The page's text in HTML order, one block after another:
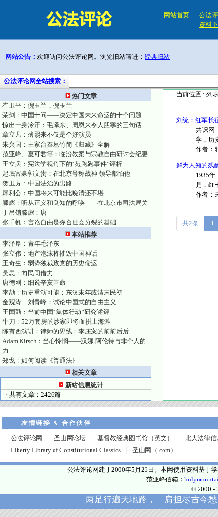
网站首页 | 公法
资料
网站公告： 欢迎访问公法评论网。浏览旧站请进： 经典旧站
公法评论网全站搜索：
热门文章
崔卫平：倪玉兰，倪玉兰
荣剑：中国十问——决定中国未来命运的十个问题
惊出一身冷汗：毛泽东、周恩来令人胆寒的三句话
章立凡：薄熙来不仅是个好演员
朱兴国：王家台秦墓竹简《归藏》全解
范亚峰、夏可君等：临汾教案与宗教自由研讨会纪要
王立兵：宪法学视角下的“范跑跑事件”评析
起底富豪郭文贵：在北京号称战神 领导都怕他
贺卫方：中国法治的出路
犀利公：中国将来可能比晚清还不堪
滕彪：听从正义和良知的呼唤——在北京市司法局关
于吊销滕彪：唐
张千帆：言论自由是弥合社会分裂的基础
本站推荐
李泽厚：青年毛泽东
张立伟：地产泡沫将摧毁中国神话
王奇生：弱势独裁政党的历史命运
吴思：向民间借力
唐德刚：细说辛亥革命
李劼；历史重演可能：东汉末年或清末民初
金观涛 刘青峰：试论中国式的自由主义
王国勤：当前中国“集体行动”研究述评
牛刀：52万套房的炒家即将血拼上海滩
陈有西演讲：律师的界线：李庄案的前前后后
Adam Kirsch：当心怜悯——汉娜·阿伦特与非个人的
力
郑戈：如何阅读《普通法》
相关文章
新站信息统计
· 共有文章：2426篇
当前位置 : 列
刘统：红军长
共识网
学，历
作者：
鲜为人知的残
1935年
是，红
作者：
共2条 1
友情链接 & 合作伙伴
公法评论网 圣山网论坛 基督教经典图书馆（英文）
北大法律信
Liberty Library of Constitutional Classics
圣山网（.com）
公法评论网建于2000年5月26日。本网使用资料基于
范亚峰信箱：
© 2000 -
两足行遍天地路，一肩担尽古今